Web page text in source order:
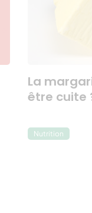
La
être cuite
Nutrition